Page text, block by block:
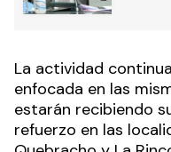
La actividad
enfocada en las
estarán recibiendo
refuerzo en las